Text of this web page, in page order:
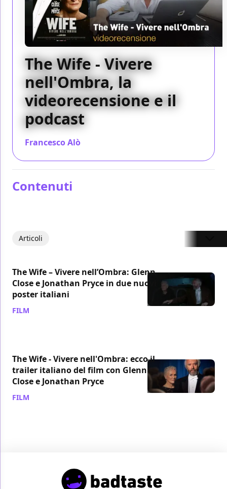
The Wife - Vivere
nell'Ombra, la
videorecensione e il
podcast
Francesco Alò
Contenuti
Articoli
The Wife – Vivere nell’Ombra: Glenn
Close e Jonathan Pryce in due nuovi
poster italiani
FILM
The Wife - Vivere nell'Ombra: ecco il
trailer italiano del film con Glenn
Close e Jonathan Pryce
FILM